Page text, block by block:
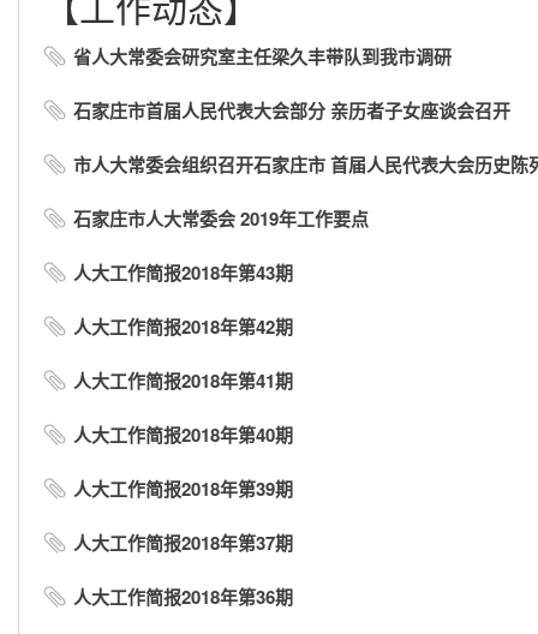
省人大常委会研究室主任梁久丰带队到我市调研
石家庄市首届人民代表大会部分 亲历者子女座谈会召开
市人大常委会组织召开石家庄市 首届人民代表大会历史陈
石家庄市人大常委会 2019年工作要点
人大工作简报2018年第43期
人大工作简报2018年第42期
人大工作简报2018年第41期
人大工作简报2018年第40期
人大工作简报2018年第39期
人大工作简报2018年第37期
人大工作简报2018年第36期